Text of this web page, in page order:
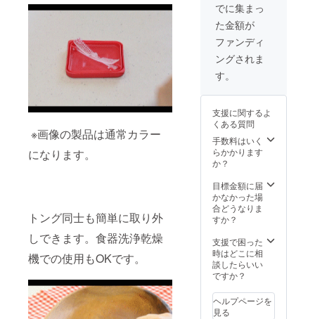
※画像の製品は通常カラー
になります。
トング同士も簡単に取り外
しできます。食器洗浄乾燥
機での使用もOKです。
でに集まっ
た金額が
ファンディ
ングされま
す。
支援に関するよ
くある質問
手数料はいく
らかかります
か？
目標金額に届
かなかった場
合どうなりま
すか？
支援で困った
時はどこに相
談したらいい
ですか？
ヘルプページを
見る